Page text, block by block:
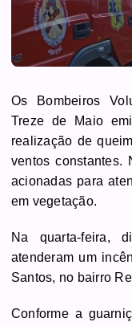
Os Bombeiros
Treze de Maio
realização de
ventos constantes.
acionadas para
em vegetação.
Na quarta-feira,
atenderam um
Santos, no bairro
Conforme a